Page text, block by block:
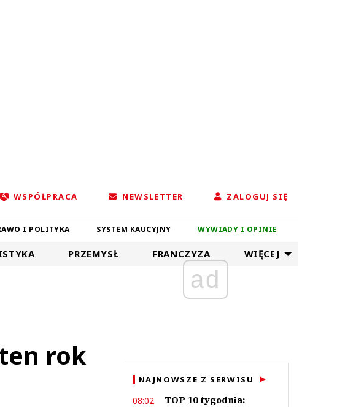
WSPÓŁPRACA NEWSLETTER ZALOGUJ SIĘ
I POLITYKA SYSTEM KAUCYJNY WYWIADY I OPINIE
PRZEMYSŁ FRANCZYZA WIĘCEJ
rok
ad
NAJNOWSZE Z SERWISU
08:02
TOP 10 tygodnia: